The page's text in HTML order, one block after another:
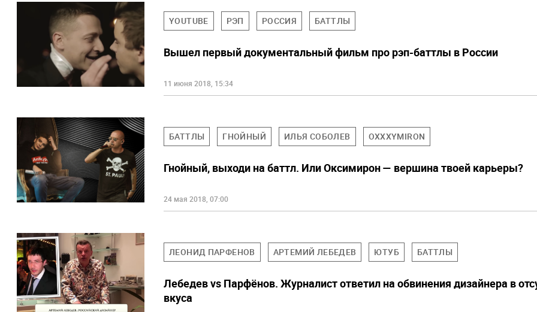
YOUTUBE РЭП РОССИЯ БАТТЛЫ
Вышел первый документальный фильм про рэп-баттлы в России
11 июня 2018, 15:34
БАТТЛЫ ГНОЙНЫЙ ИЛЬЯ СОБОЛЕВ OXXXYMIRON
Гнойный, выходи на баттл. Или Оксимирон — вершина твоей карьеры?
24 мая 2018, 07:00
ЛЕОНИД ПАРФЕНОВ АРТЕМИЙ ЛЕБЕДЕВ ЮТУБ БАТТЛЫ
Лебедев vs Парфёнов. Журналист ответил на обвинения дизайнера в
вкуса